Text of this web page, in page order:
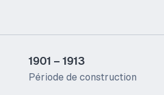
1901 – 1913
Période de construction